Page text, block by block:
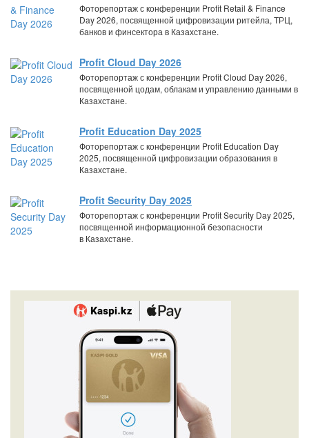
Фоторепортаж с конференции Profit Retail & Finance
Day 2026, посвященной цифровизации ритейла, ТРЦ,
банков и финсектора в Казахстане.
Profit Cloud Day 2026
Фоторепортаж с конференции Profit Cloud Day 2026,
посвященной цодам, облакам и управлению данными в
Казахстане.
Profit Education Day 2025
Фоторепортаж с конференции Profit Education Day
2025, посвященной цифровизации образования в
Казахстане.
Profit Security Day 2025
Фоторепортаж с конференции Profit Security Day 2025,
посвященной информационной безопасности
в Казахстане.